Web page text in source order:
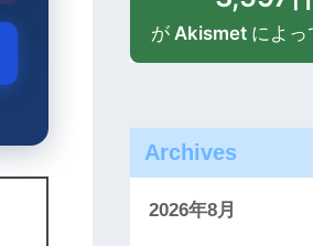
が Akismet によっ
Archives
2026年8月